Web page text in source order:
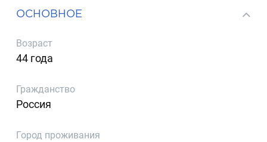
ОСНОВНОЕ
Возраст
44 года
Гражданство
Россия
Город проживания